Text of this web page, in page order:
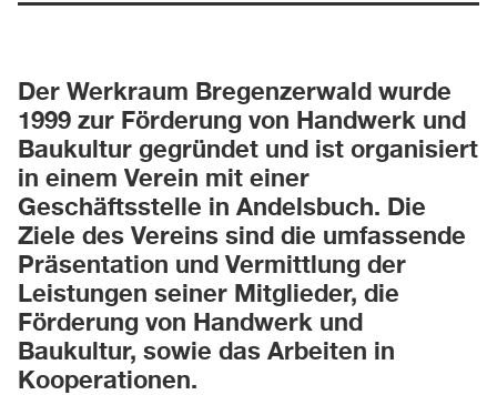
Der Werkraum Bregenzerwald wurde
1999 zur Förderung von Handwerk und
Baukultur gegründet und ist organisiert
in einem Verein mit einer
Geschäftsstelle in Andelsbuch. Die
Ziele des Vereins sind die umfassende
Präsentation und Vermittlung der
Leistungen seiner Mitglieder, die
Förderung von Handwerk und
Baukultur, sowie das Arbeiten in
Kooperationen.